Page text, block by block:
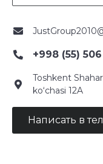
+998 (55)
Toshkent
ko‘chasi 12A
Написать в